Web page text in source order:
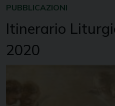
PUBBLICAZIONI
Itinerario
2020